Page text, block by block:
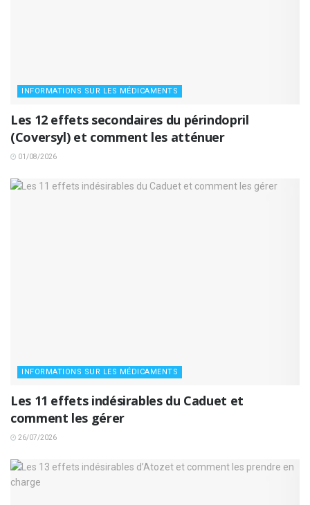
INFORMATIONS SUR LES MÉDICAMENTS
Les 12 effets secondaires du périndopril
(Coversyl) et comment les atténuer
01/08/2026
INFORMATIONS SUR LES MÉDICAMENTS
Les 11 effets indésirables du Caduet et
comment les gérer
26/07/2026